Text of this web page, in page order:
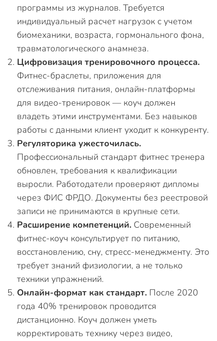
программы из журналов. Требуется
индивидуальный расчет нагрузок с учетом
биомеханики, возраста, гормонального фона,
травматологического анамнеза.
Цифровизация тренировочного процесса.
Фитнес-браслеты, приложения для
отслеживания питания, онлайн-платформы
для видео-тренировок — коуч должен
владеть этими инструментами. Без навыков
работы с данными клиент уходит к конкуренту.
Регуляторика ужесточилась.
Профессиональный стандарт фитнес тренера
обновлен, требования к квалификации
выросли. Работодатели проверяют дипломы
через ФИС ФРДО. Документы без реестровой
записи не принимаются в крупные сети.
Расширение компетенций. Современный
фитнес-коуч консультирует по питанию,
восстановлению, сну, стресс-менеджменту. Это
требует знаний физиологии, а не только
техники упражнений.
Онлайн-формат как стандарт. После 2020
года 40% тренировок проводится
дистанционно. Коуч должен уметь
корректировать технику через видео,